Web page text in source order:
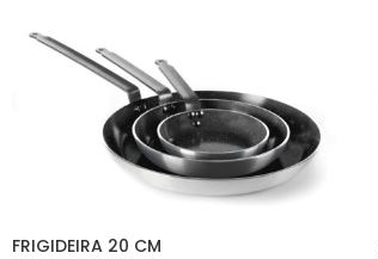
FRIGIDEIRA 20 CM